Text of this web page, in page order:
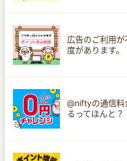
広告のご利用
度があります。
@niftyの通信料
るってほんと？